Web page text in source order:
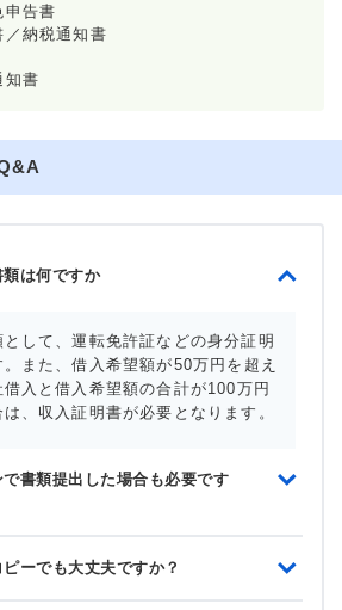
申告書
／納税通知書
知書
は何ですか
して、運転免許証などの身分証明
また、借入希望額が50万円を超え
借入と借入希望額の合計が100万円
、収入証明書が必要となります。
書類提出した場合も必要です
ーでも大丈夫ですか？